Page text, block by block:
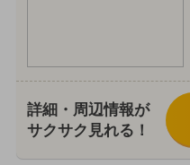
詳細・周辺情報が
サクサク見れる！